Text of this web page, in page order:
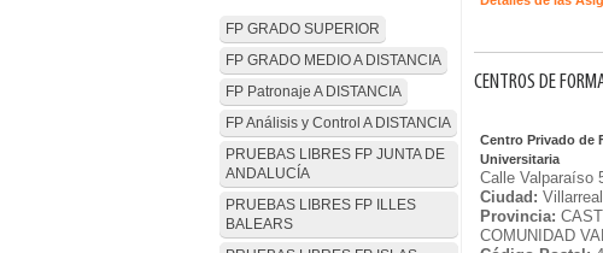
FP GRADO SUPERIOR
FP GRADO MEDIO A DISTANCIA
FP Patronaje A DISTANCIA
FP Análisis y Control A DISTANCIA
PRUEBAS LIBRES FP JUNTA DE
ANDALUCÍA
PRUEBAS LIBRES FP ILLES
BALEARS
CENTROS DE
Centro Privado de
Universitaria
Calle Valparaíso
Ciudad: Villarreal
Provincia:
COMUNIDAD